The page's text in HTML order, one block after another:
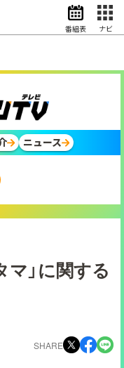
ニュース
アナウンサー
番組表 ナビ
ニュース
」に関する
SHARE